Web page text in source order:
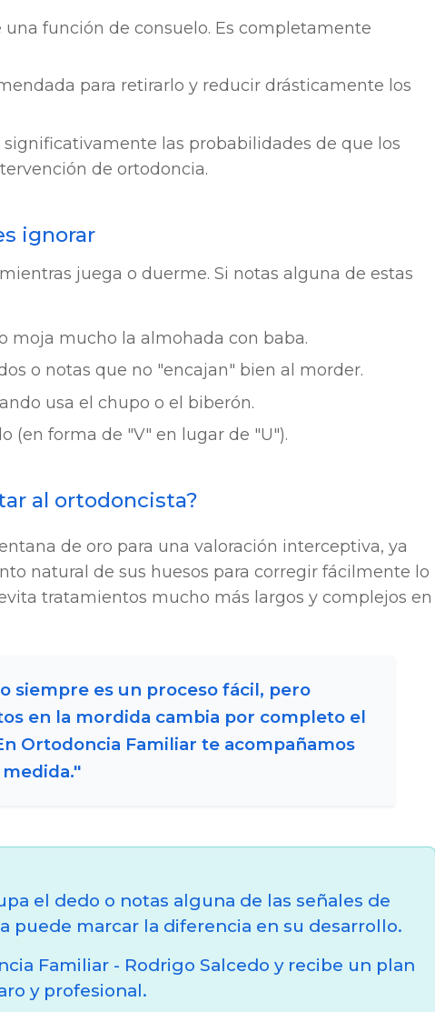
función de consuelo. Es completamente
para retirarlo y reducir drásticamente los
las probabilidades de que los
de ortodoncia.
ignorar
juega o duerme. Si notas alguna de estas
moja mucho la almohada con baba.
o notas que no "encajan" bien al morder.
usa el chupo o el biberón.
(en forma de "V" en lugar de "U").
al ortodoncista?
de oro para una valoración interceptiva, ya
natural de sus huesos para corregir fácilmente lo
tratamientos mucho más largos y complejos en
siempre es un proceso fácil, pero
en la mordida cambia por completo el
Ortodoncia Familiar te acompañamos
el dedo o notas alguna de las señales de
puede marcar la diferencia en su desarrollo.
Familiar - Rodrigo Salcedo y recibe un plan
y profesional.